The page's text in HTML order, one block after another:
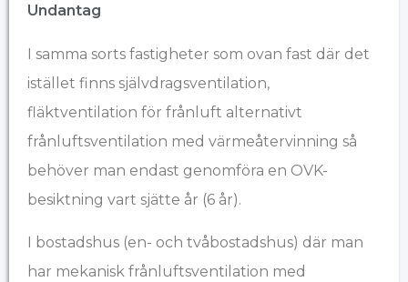
Undantag
I samma sorts fastigheter som ovan fast där det
istället finns självdragsventilation,
fläktventilation för frånluft alternativt
frånluftsventilation med värmeåtervinning så
behöver man endast genomföra en OVK-
besiktning vart sjätte år (6 år).
I bostadshus (en- och tvåbostadshus) där man
har mekanisk frånluftsventilation med